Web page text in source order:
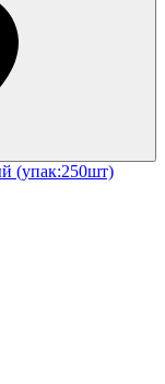
(упак:250шт)